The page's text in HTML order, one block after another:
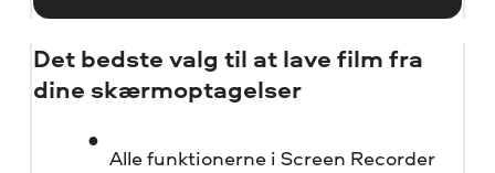
Det bedste valg til at lave film fra
dine skærmoptagelser
Alle funktionerne i Screen Recorder